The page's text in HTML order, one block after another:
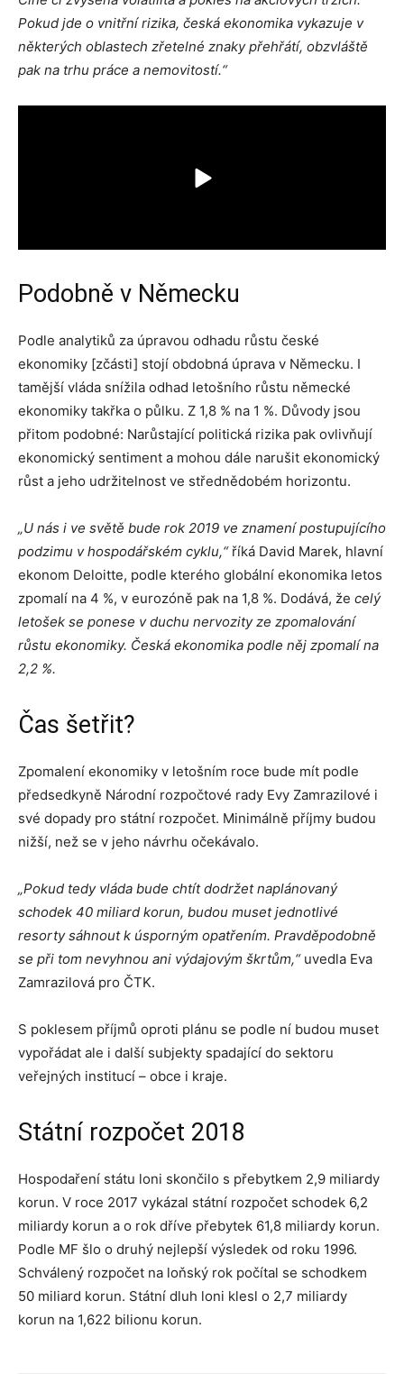
Pokud jde o vnitřní rizika, česká ekonomika vykazuje v
některých oblastech zřetelné znaky přehřátí, obzvláště
pak na trhu práce a nemovitostí.“
Podobně v Německu
Podle analytiků za úpravou odhadu růstu české
ekonomiky [zčásti] stojí obdobná úprava v Německu. I
tamější vláda snížila odhad letošního růstu německé
ekonomiky takřka o půlku. Z 1,8 % na 1 %. Důvody jsou
přitom podobné: Narůstající politická rizika pak ovlivňují
ekonomický sentiment a mohou dále narušit ekonomický
růst a jeho udržitelnost ve střednědobém horizontu.
„U nás i ve světě bude rok 2019 ve znamení postupujícího
podzimu v hospodářském cyklu,“říká David Marek, hlavní
ekonom Deloitte, podle kterého globální ekonomika letos
zpomalí na 4 %, v eurozóně pak na 1,8 %. Dodává, že celý
letošek se ponese v duchu nervozity ze zpomalování
růstu ekonomiky. Česká ekonomika podle něj zpomalí na
2,2 %.
Čas šetřit?
Zpomalení ekonomiky v letošním roce bude mít podle
předsedkyně Národní rozpočtové rady Evy Zamrazilové i
své dopady pro státní rozpočet. Minimálně příjmy budou
nižší, než se v jeho návrhu očekávalo.
„Pokud tedy vláda bude chtít dodržet naplánovaný
schodek 40 miliard korun, budou muset jednotlivé
resorty sáhnout k úsporným opatřením. Pravděpodobně
se při tom nevyhnou ani výdajovým škrtům,“ uvedla Eva
Zamrazilová pro ČTK.
S poklesem příjmů oproti plánu se podle ní budou muset
vypořádat ale i další subjekty spadající do sektoru
veřejných institucí – obce i kraje.
Státní rozpočet 2018
Hospodaření státu loni skončilo s přebytkem 2,9 miliardy
korun. V roce 2017 vykázal státní rozpočet schodek 6,2
miliardy korun a o rok dříve přebytek 61,8 miliardy korun.
Podle MF šlo o druhý nejlepší výsledek od roku 1996.
Schválený rozpočet na loňský rok počítal se schodkem
50 miliard korun. Státní dluh loni klesl o 2,7 miliardy
korun na 1,622 bilionu korun.